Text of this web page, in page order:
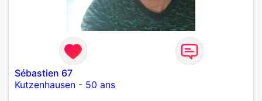
Sébastien 67
Kutzenhausen - 50 ans